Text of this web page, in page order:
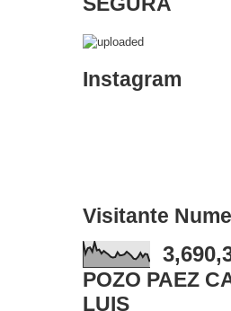
Instagram
Visitante
POZO PAEZ
LUIS